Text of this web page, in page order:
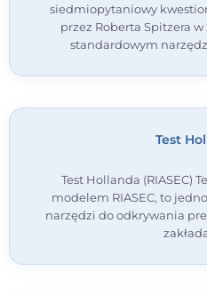
siedmiopytaniowy
przez Roberta Spitzera
standardowym
Test
Test Hollanda (RIASEC)
modelem RIASEC, to
narzędzi do odkrywania